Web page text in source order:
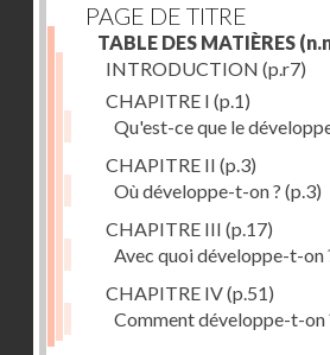
PAGE DE TITRE
TABLE DES MATIÈRES
INTRODUCTION (p.r7)
CHAPITRE I (p.1)
Qu'est-ce que le
CHAPITRE II (p.3)
Où développe-t-on ? (p.3)
CHAPITRE III (p.17)
Avec quoi développe-t-on
CHAPITRE IV(p.51)
Comment développe-t-on